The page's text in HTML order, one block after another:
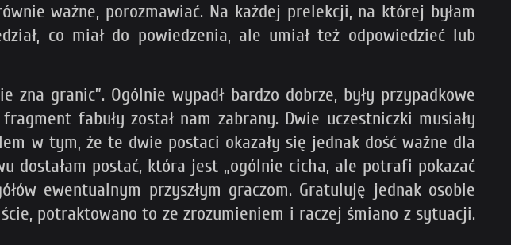
ważne, porozmawiać. Na każdej prelekcji, na której byłam
co miał do powiedzenia, ale umiał też odpowiedzieć lub
zna granic”. Ogólnie wypadł bardzo dobrze, były przypadkowe
fabuły został nam zabrany. Dwie uczestniczki musiały
w tym, że te dwie postaci okazały się jednak dość ważne dla
dostałam postać, która jest „ogólnie cicha, ale potrafi pokazać
ewentualnym przyszłym graczom. Gratuluję jednak osobie
potraktowano to ze zrozumieniem i raczej śmiano z sytuacji.